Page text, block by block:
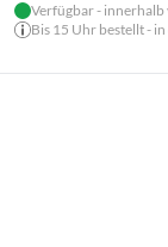
Verfügbar - innerhalb
Bis 15 Uhr bestellt -